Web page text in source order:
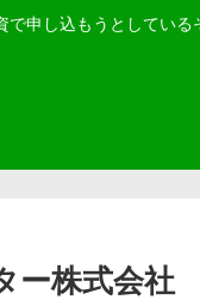
で申し込もうとしてい
ー株式会社